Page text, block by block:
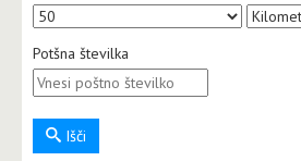
Potšna številka
Išči